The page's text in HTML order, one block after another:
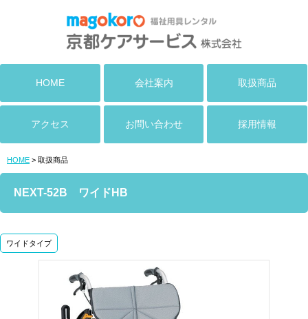
HOME 会社案内 取扱商品
アクセス お問い合わせ 採用情報
HOME > 取扱商品
NEXT-52B ワイドHB
ワイドタイプ